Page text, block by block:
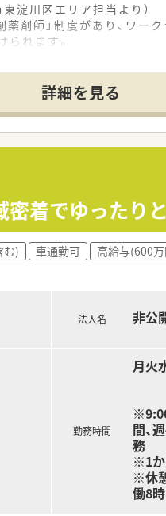
淀川区エリア担当より）
剤師」制度があり、ワ
れます。
豊里駅から徒歩3分という
や小児科の処方箋を1日平
療にも対応しており、
はじめ、1,490品目に及
に密着した居宅の患者
25枚に設定しているため
しており、大手グループ
体制でしっかりと在籍し
監査機材の導入が進んで
詳細を見る
域密着でゆった
む) 車通勤可 高給与(600
法人名 非公
勤務時間
月火
木
土
間、
務
※1か
※休
働8